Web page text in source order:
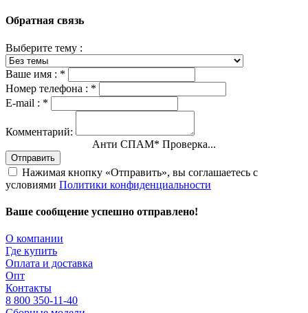
Обратная связь
Выберите тему :
Ваше имя : *
Номер телефона : *
E-mail : *
Комментарий:
Анти СПАМ* Проверка...
Отправить
Нажимая кнопку «Отправить», вы соглашаетесь с
условиями Политики конфиденциальности
Ваше сообщение успешно отправлено!
О компании
Где купить
Оплата и доставка
Опт
Контакты
8 800 350-11-40